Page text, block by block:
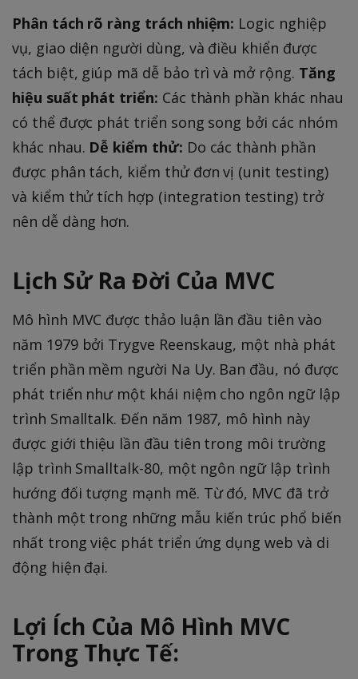
Phân tách rõ ràng trách nhiệm: Logic nghiệp
vụ, giao diện người dùng, và điều khiển được
tách biệt, giúp mã dễ bảo trì và mở rộng. Tăng
hiệu suất phát triển: Các thành phần khác nhau
có thể được phát triển song song bởi các nhóm
khác nhau. Dễ kiểm thử: Do các thành phần
được phân tách, kiểm thử đơn vị (unit testing)
và kiểm thử tích hợp (integration testing) trở
nên dễ dàng hơn.
Lịch Sử Ra Đời Của MVC
Mô hình MVC được thảo luận lần đầu tiên vào
năm 1979 bởi Trygve Reenskaug, một nhà phát
triển phần mềm người Na Uy. Ban đầu, nó được
phát triển như một khái niệm cho ngôn ngữ lập
trình Smalltalk. Đến năm 1987, mô hình này
được giới thiệu lần đầu tiên trong môi trường
lập trình Smalltalk-80, một ngôn ngữ lập trình
hướng đối tượng mạnh mẽ. Từ đó, MVC đã trở
thành một trong những mẫu kiến trúc phổ biến
nhất trong việc phát triển ứng dụng web và di
động hiện đại.
Lợi Ích Của Mô Hình MVC
Trong Thực Tế: